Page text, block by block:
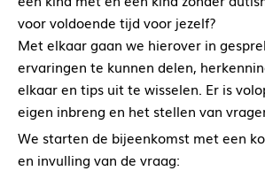
voor voldoende tijd voor jezelf?
Met elkaar gaan we hierover in
ervaringen te kunnen delen,
elkaar en tips uit te wisselen. Er is
eigen inbreng en het stellen van
We starten de bijeenkomst met een
en invulling van de vraag: